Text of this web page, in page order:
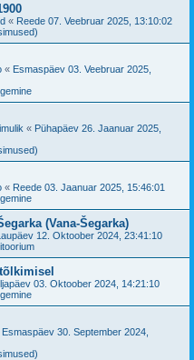
« Reede 07. Veebruar 2025, 13:10:02
« Esmaspäev 03. Veebruar 2025,
« Pühapäev 26. Jaanuar 2025,
« Reede 03. Jaanuar 2025, 15:46:01
(Vana-Šegarka)
12. Oktoober 2024, 23:41:10
03. Oktoober 2024, 14:21:10
Esmaspäev 30. September 2024,